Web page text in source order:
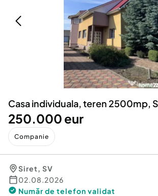
Servicii
Animale de companie
Afaceri și echipamente
Inchiriere Bunuri si Vehicule
Utilaje agricole si industriale
Piese auto si accesorii
Casa individuala, teren 2500mp,
250.000 eur
Companie
Siret, SV
02.08.2026
Număr de telefon validat